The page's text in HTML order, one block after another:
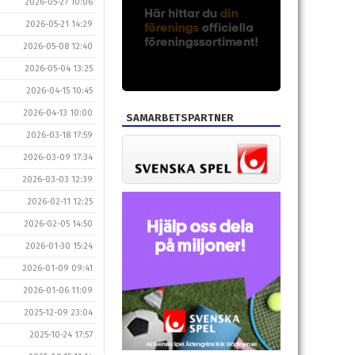
2026-05-21 14:29
2026-05-08 12:40
2026-05-04 13:25
2026-04-15 10:45
2026-04-13 10:00
2026-03-18 17:59
2026-03-09 17:34
2026-03-03 12:39
2026-02-11 12:25
2026-02-05 14:50
2026-01-30 15:24
2026-01-09 09:41
2026-01-06 11:09
2025-12-09 23:04
2025-10-24 17:57
SAMARBETSPARTNER